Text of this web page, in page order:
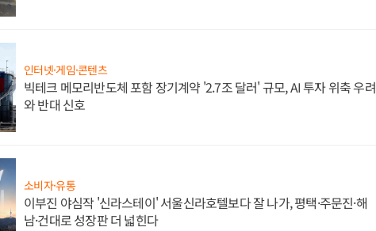
인터넷·게임·콘텐츠
빅테크 메모리반도체 포함 장기계약 '2.7조 달러' 규모, AI 투자 위축 우려
와 반대 신호
소비자·유통
이부진 야심작 '신라스테이' 서울신라호텔보다 잘 나가, 평택·주문진·해
남·건대로 성장판 더 넓힌다